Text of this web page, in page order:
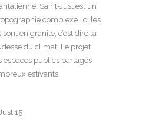
Saint-Just est un
complexe. Ici les
en granite, c’est dire la
du climat. Le projet
espaces publics partagés
estivants.
15